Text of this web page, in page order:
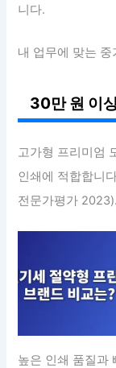
니다.
내 업무에 맞는
30만 원 이
고가형 프리미엄
인쇄에 적합합니
전문가평가 2023).
높은 인쇄 품질과